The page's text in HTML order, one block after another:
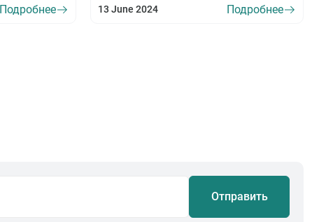
Подробнее 13 June 2024 Подробнее
Отправить